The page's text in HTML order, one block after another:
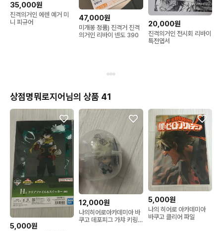
35,000원
진격의거인 에렌 예거 미
니 피규어
47,000원
미개봉 정품) 진격거 진격
의거인 리바이 넨도 390
20,000원
진격의거인 전시회 리바이
특전엽서
상점명뭐로지어님의 상품 41
5,000원
12,000원
나의히어로아카데미아 바
쿠고 데포피그 가챠 키링
5,000원
나의 히어로 아카데미아
바쿠고 클리어 파일